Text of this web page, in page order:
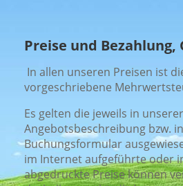
Preise und Bezahlung,
In allen unseren Preisen ist
vorgeschriebene
Es gelten die jeweils in unserer
Angebotsbeschreibung bzw.
Buchungsformular
im Internet aufgeführte oder
abgedruckte Preise können